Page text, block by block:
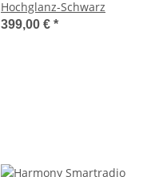
Hochglanz-Schwarz
399,00 € *